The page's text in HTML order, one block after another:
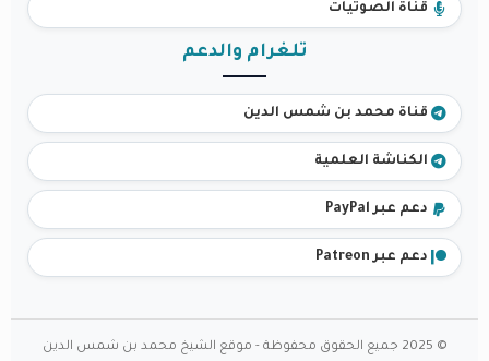
قناة الصوتيات
تلغرام والدعم
قناة محمد بن شمس الدين
الكناشة العلمية
دعم عبر PayPal
دعم عبر Patreon
© 2025 جميع الحقوق محفوظة - موقع الشيخ محمد بن شمس الدين